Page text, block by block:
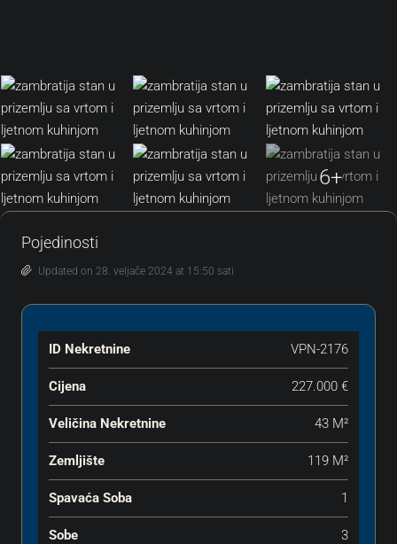
6+
Pojedinosti
Updated on 28. veljače 2024 at 15:50 sati
ID Nekretnine VPN-2176
Cijena 227.000 €
Veličina Nekretnine 43 M²
Zemljište 119 M²
Spavaća Soba 1
Sobe 3